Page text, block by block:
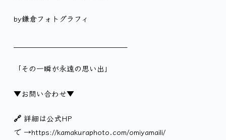
by鎌倉フォトグラフィ
「その一瞬が永遠の思い出」
▼お問い合わせ▼
🔗 詳細は公式HP
で→https://kamakuraphoto.com/omiyamaili/